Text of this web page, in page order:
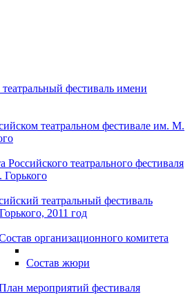
фестиваль имени
театральном фестивале им. М.
Российского театрального фестиваля
театральный фестиваль
2011 год
организационного комитета
Состав жюри
мероприятий фестиваля